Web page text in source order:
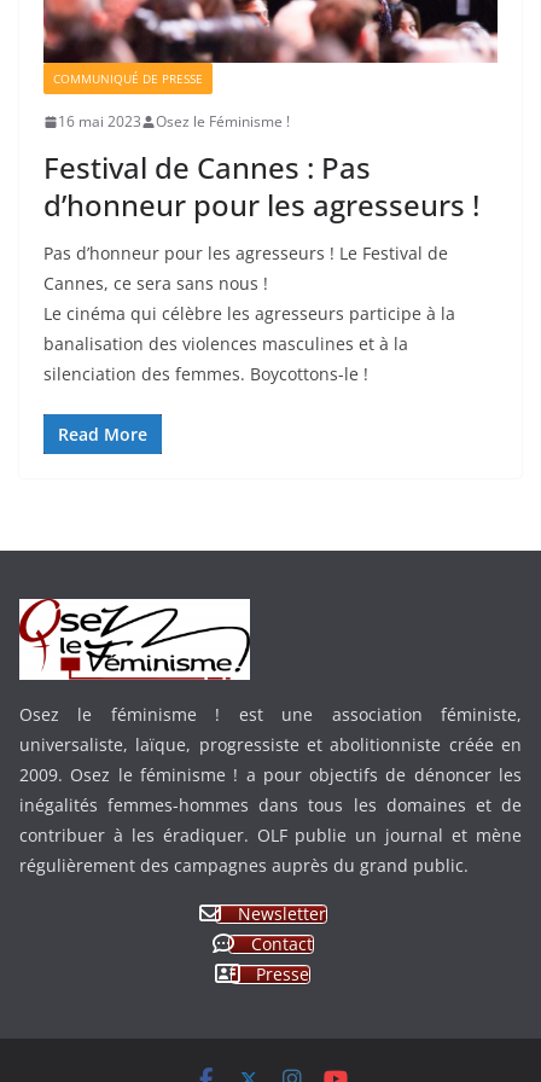
COMMUNIQUÉ DE PRESSE
16 mai 2023 Osez le Féminisme !
Festival de Cannes : Pas
d’honneur pour les agresseurs !
Pas d’honneur pour les agresseurs ! Le Festival de
Cannes, ce sera sans nous !
Le cinéma qui célèbre les agresseurs participe à la
banalisation des violences masculines et à la
silenciation des femmes. Boycottons-le !
Read More
Osez le féminisme ! est une association féministe,
universaliste, laïque, progressiste et abolitionniste créée en
2009. Osez le féminisme ! a pour objectifs de dénoncer les
inégalités femmes-hommes dans tous les domaines et de
contribuer à les éradiquer. OLF publie un journal et mène
régulièrement des campagnes auprès du grand public.
Newsletter
Contact
Presse